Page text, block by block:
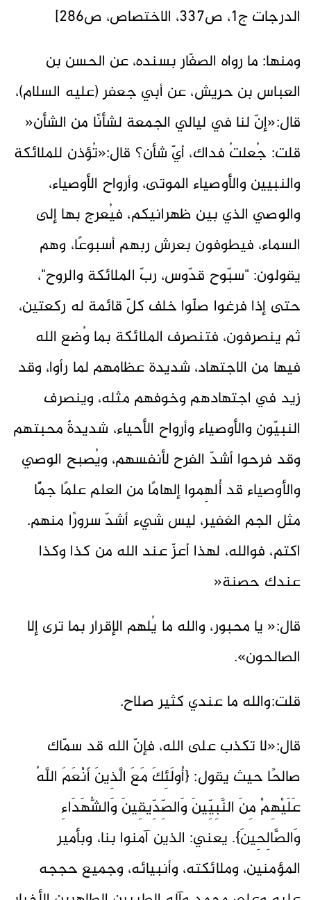
الدرجات ج1، ص337، الاختصاص، ص286]
ومنها: ما رواه الصفّار بسنده، عن الحسن بن
العباس بن حريش، عن أبي جعفر (عليه السلام)،
قال:«إنّ لنا في ليالي الجمعة لشأنًا من الشأن«
قلت: جُعلتُ فداك، أيّ شأن؟ قال:«تُؤذن للملائكة
والنبيين والأوصياء الموتى، وأرواح الأوصياء،
والوصي الذي بين ظهرانيكم، فيُعرج بها إلى
السماء، فيطوفون بعرش ربهم أسبوعًا، وهم
يقولون: "سبّوح قدّوس، ربّ الملائكة والروح"،
حتى إذا فرغوا صلّوا خلف كلّ قائمة له ركعتين،
ثم ينصرفون، فتنصرف الملائكة بما وُضع الله
فيها من الاجتهاد، شديدة عظامهم لما رأوا، وقد
زيد في اجتهادهم وخوفهم مثله، وينصرف
النبيّون والأوصياء وأرواح الأحياء، شديدةٌ محبتهم
وقد فرحوا أشدّ الفرح لأنفسهم، ويُصبح الوصي
والأوصياء قد أُلهِموا إلهامًا من العلم علمًا جمًّا
مثل الجم الغفير، ليس شيء أشدّ سرورًا منهم.
اكتم، فوالله، لهذا أعزّ عند الله من كذا وكذا
عندك حصنة«
قال:« يا محبور، والله ما يُلهم الإقرار بما ترى إلا
الصالحون».
قلت:والله ما عندي كثير صلاح.
قال:«لا تكذب على الله، فإنّ الله قد سمّاك
صالحًا حيث يقول: {أُولَئِكَ مَعَ الَّذِينَ أَنْعَمَ اللَّهُ
عَلَيْهِمْ مِنَ النَّبِيِّينَ وَالصِّدِّيقِينَ وَالشُّهَدَاءِ
وَالصَّالِحِينَ}. يعني: الذين آمنوا بنا، وبأمير
المؤمنين، وملائكته، وأنبيائه، وجميع حججه